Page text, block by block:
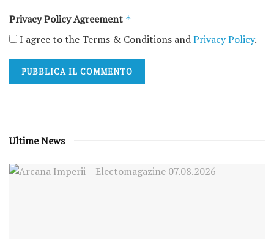
Privacy Policy Agreement *
I agree to the Terms & Conditions andPrivacy Policy.
Ultime News